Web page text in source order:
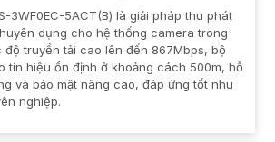
3WF0EC-5ACT(B) là giải pháp thu phát
dụng cho hệ thống camera trong
độ truyền tải cao lên đến 867Mbps, bộ
tín hiệu ổn định ở khoảng cách 500m, hỗ
và bảo mật nâng cao, đáp ứng tốt nhu
nghiệp.